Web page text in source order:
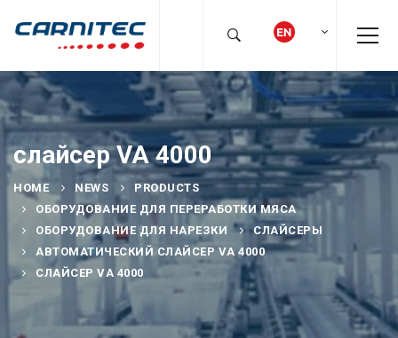
слайсер VA 4000
HOME NEWS
PRODUCTS
ОБОРУДОВАНИЕ ДЛЯ ПЕРЕРАБОТКИ МЯСА
ОБОРУДОВАНИЕ ДЛЯ НАРЕЗКИ
СЛАЙСЕРЫ
АВТОМАТИЧЕСКИЙ СЛАЙСЕР VA 4000
СЛАЙСЕР VA 4000